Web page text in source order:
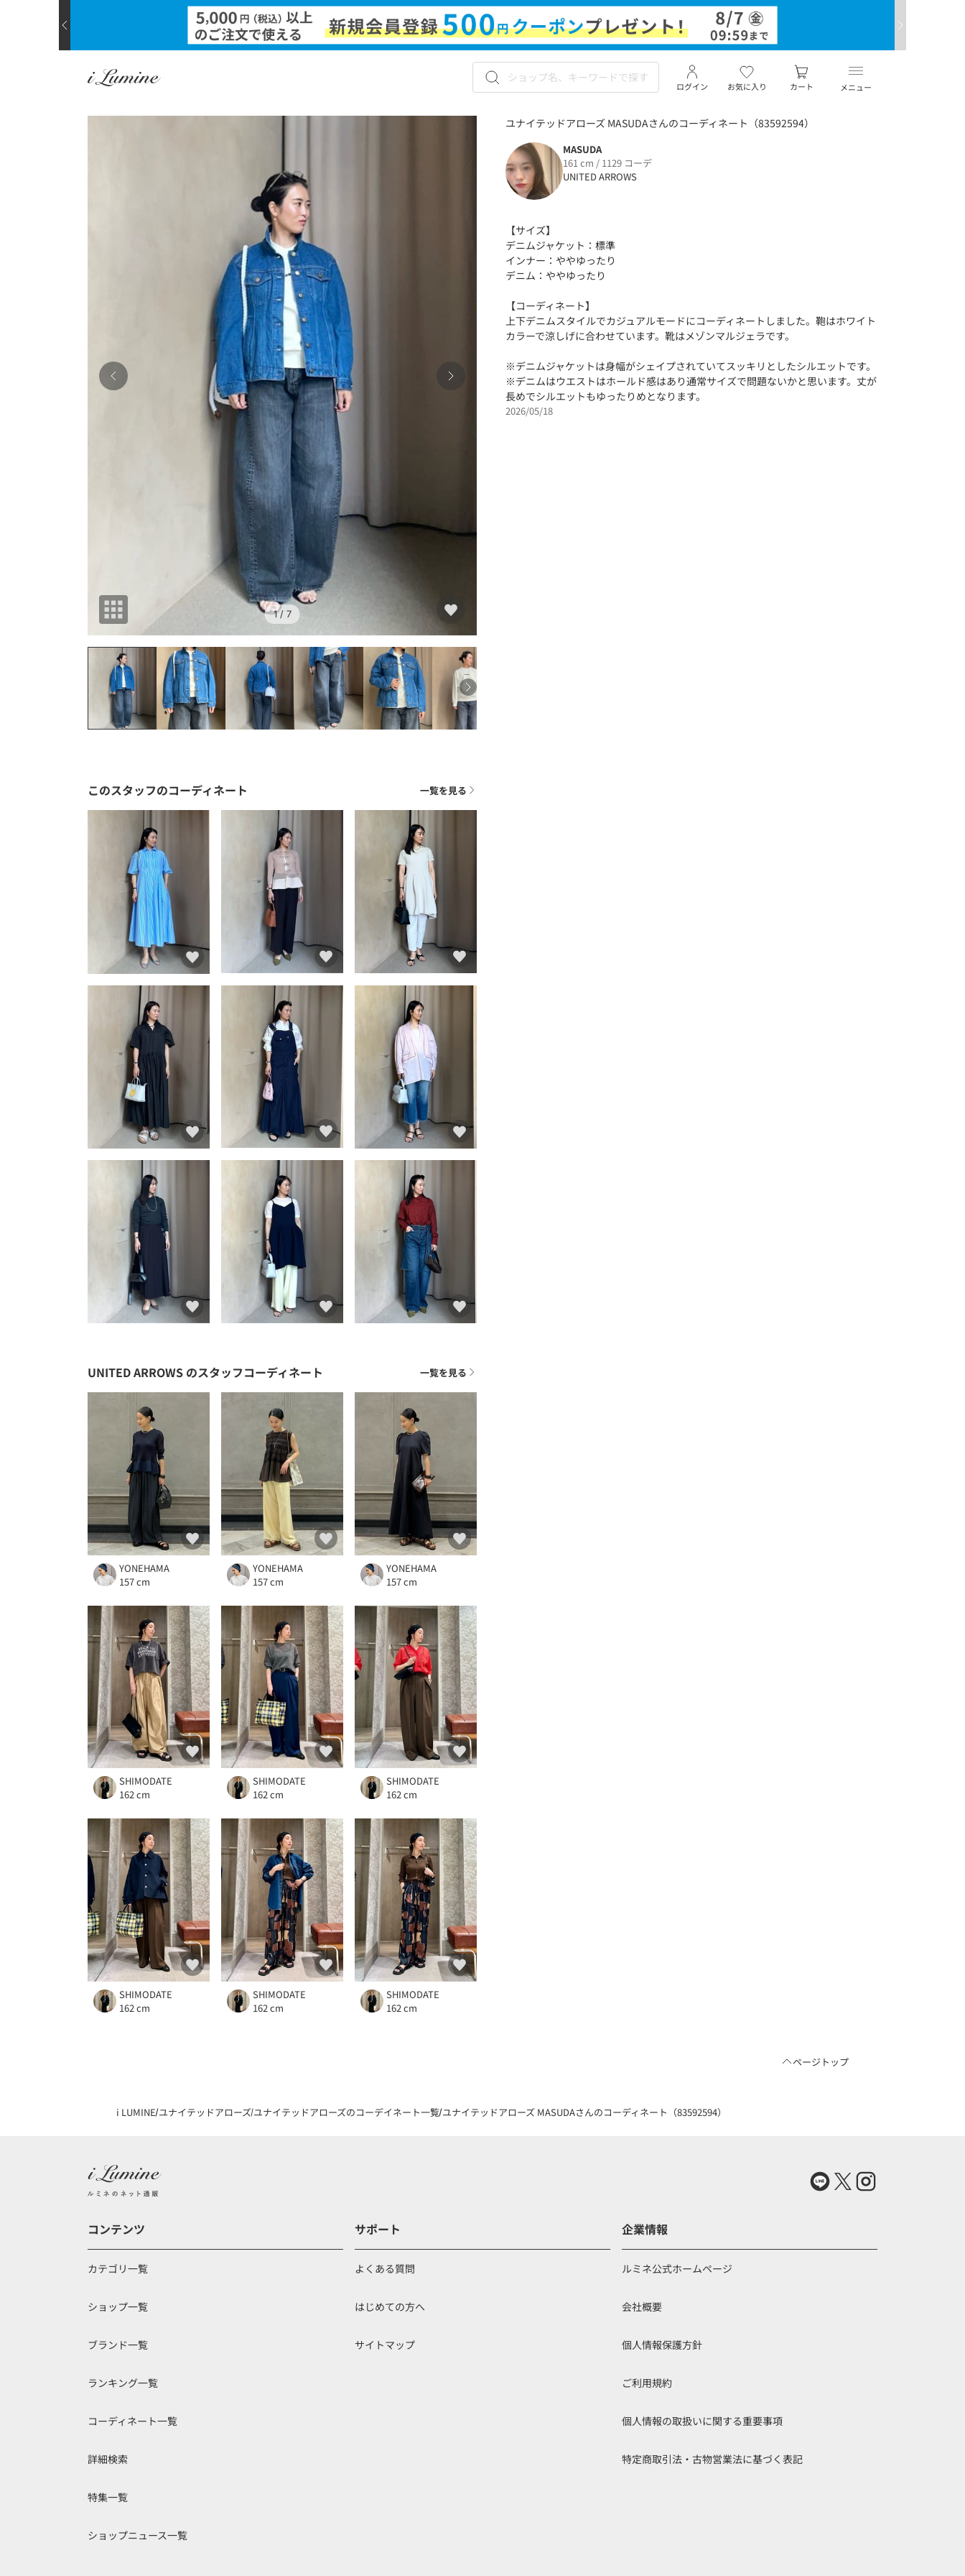
メニュー
お気に入り
ログイン カート
1/ 7
ユナイテッドアローズ MASUDAさんのコーディネート（83592594）
MASUDA
161 cm / 1129 コーデ
UNITED ARROWS
【サイズ】
デニムジャケット：標準
インナー：ややゆったり
デニム：ややゆったり
【コーディネート】
上下デニムスタイルでカジュアルモードにコーディネートしました。鞄はホワイト
カラーで涼しげに合わせています。靴はメゾンマルジェラです。
※デニムジャケットは身幅がシェイプされていてスッキリとしたシルエットです。
※デニムはウエストはホールド感はあり通常サイズで問題ないかと思います。丈が
長めでシルエットもゆったりめとなります。
2026/05/18
このスタッフのコーディネート 一覧を見る
UNITED ARROWS のスタッフコーディネート 一覧を見る
YONEHAMA
157 cm
YONEHAMA
157 cm
YONEHAMA
157 cm
SHIMODATE
162 cm
SHIMODATE
162 cm
SHIMODATE
162 cm
SHIMODATE
162 cm
SHIMODATE
162 cm
SHIMODATE
162 cm
ページトップ
i LUMINEユナイテッドアローズ ユナイテッドアローズのコーデイネート一覧ユナイテッドアローズ MASUDAさんのコーディネート（83592594）
コンテンツ
カテゴリ一覧
ショップ一覧
ブランド一覧
ランキング一覧
コーディネート一覧
詳細検索
特集一覧
ショップニュース一覧
サポート
よくある質問
はじめての方へ
サイトマップ
企業情報
ルミネ公式ホームページ
会社概要
個人情報保護方針
ご利用規約
個人情報の取扱いに関する重要事項
特定商取引法・古物営業法に基づく表記